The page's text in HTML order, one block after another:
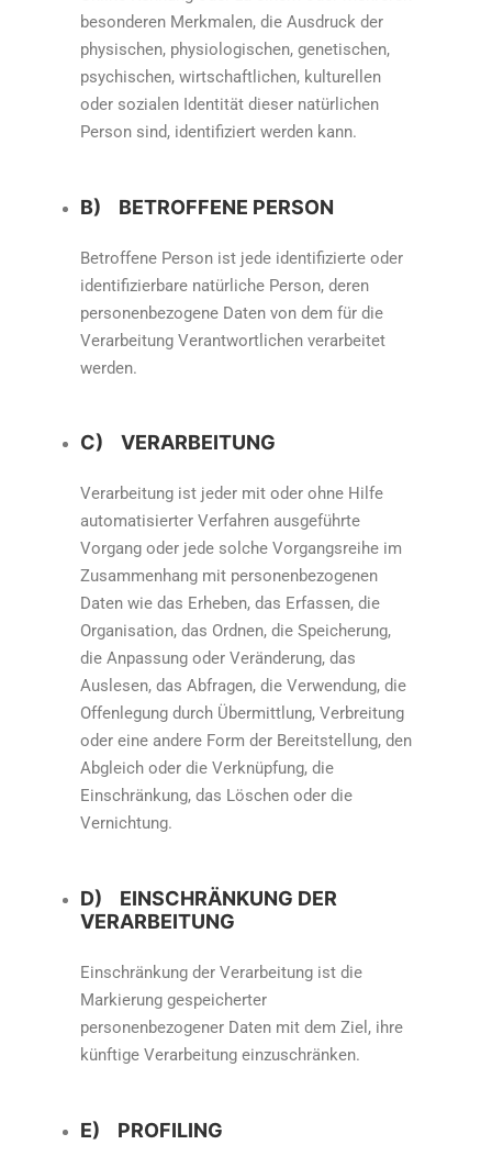
besonderen Merkmalen, die Ausdruck der
physischen, physiologischen, genetischen,
psychischen, wirtschaftlichen, kulturellen
oder sozialen Identität dieser natürlichen
Person sind, identifiziert werden kann.
B) BETROFFENE PERSON
Betroffene Person ist jede identifizierte oder
identifizierbare natürliche Person, deren
personenbezogene Daten von dem für die
Verarbeitung Verantwortlichen verarbeitet
werden.
C) VERARBEITUNG
Verarbeitung ist jeder mit oder ohne Hilfe
automatisierter Verfahren ausgeführte
Vorgang oder jede solche Vorgangsreihe im
Zusammenhang mit personenbezogenen
Daten wie das Erheben, das Erfassen, die
Organisation, das Ordnen, die Speicherung,
die Anpassung oder Veränderung, das
Auslesen, das Abfragen, die Verwendung, die
Offenlegung durch Übermittlung, Verbreitung
oder eine andere Form der Bereitstellung, den
Abgleich oder die Verknüpfung, die
Einschränkung, das Löschen oder die
Vernichtung.
D) EINSCHRÄNKUNG DER
VERARBEITUNG
Einschränkung der Verarbeitung ist die
Markierung gespeicherter
personenbezogener Daten mit dem Ziel, ihre
künftige Verarbeitung einzuschränken.
E) PROFILING